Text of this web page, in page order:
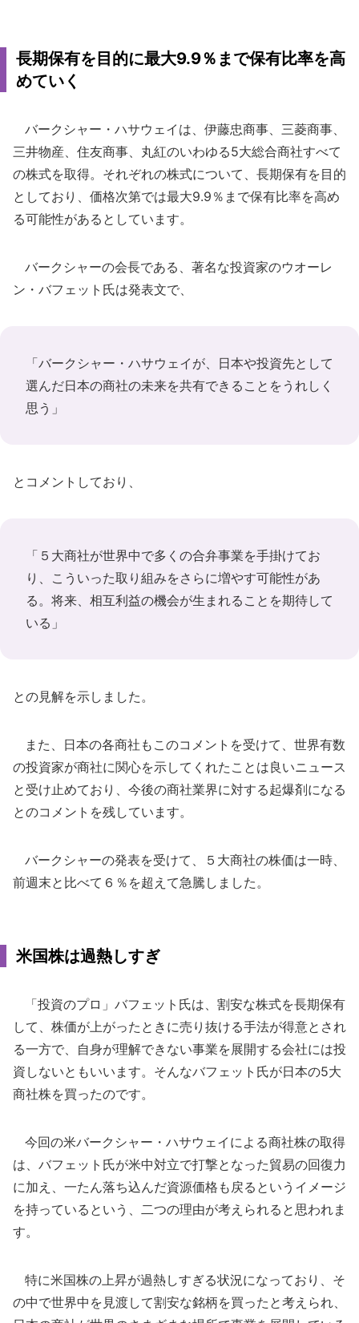
長期保有を目的に最大9.9％まで保有比率を高
めていく
バークシャー・ハサウェイは、伊藤忠商事、三菱商事、
三井物産、住友商事、丸紅のいわゆる5大総合商社すべて
の株式を取得。それぞれの株式について、長期保有を目的
としており、価格次第では最大9.9％まで保有比率を高め
る可能性があるとしています。
バークシャーの会長である、著名な投資家のウオーレ
ン・バフェット氏は発表文で、
「バークシャー・ハサウェイが、日本や投資先として
選んだ日本の商社の未来を共有できることをうれしく
思う」
とコメントしており、
「５大商社が世界中で多くの合弁事業を手掛けてお
り、こういった取り組みをさらに増やす可能性があ
る。将来、相互利益の機会が生まれることを期待して
いる」
との見解を示しました。
また、日本の各商社もこのコメントを受けて、世界有数
の投資家が商社に関心を示してくれたことは良いニュース
と受け止めており、今後の商社業界に対する起爆剤になる
とのコメントを残しています。
バークシャーの発表を受けて、５大商社の株価は一時、
前週末と比べて６％を超えて急騰しました。
米国株は過熱しすぎ
「投資のプロ」バフェット氏は、割安な株式を長期保有
して、株価が上がったときに売り抜ける手法が得意とされ
る一方で、自身が理解できない事業を展開する会社には投
資しないともいいます。そんなバフェット氏が日本の5大
商社株を買ったのです。
今回の米バークシャー・ハサウェイによる商社株の取得
は、バフェット氏が米中対立で打撃となった貿易の回復力
に加え、一たん落ち込んだ資源価格も戻るというイメージ
を持っているという、二つの理由が考えられると思われま
す。
特に米国株の上昇が過熱しすぎる状況になっており、そ
の中で世界中を見渡して割安な銘柄を買ったと考えられ、